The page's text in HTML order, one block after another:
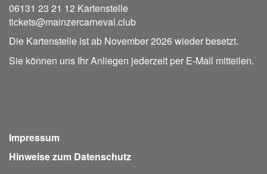
06131 23 21 12 Kartenstelle
tickets@mainzercarneval.club
Die Kartenstelle ist ab November 2026 wieder besetzt.
Sie können uns Ihr Anliegen jederzeit per E-Mail mitteilen.
Impressum
Hinweise zum Datenschutz